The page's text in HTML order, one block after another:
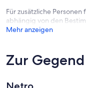
Für zusätzliche
abhängig von den
Mehr anzeigen
Zur Gegend